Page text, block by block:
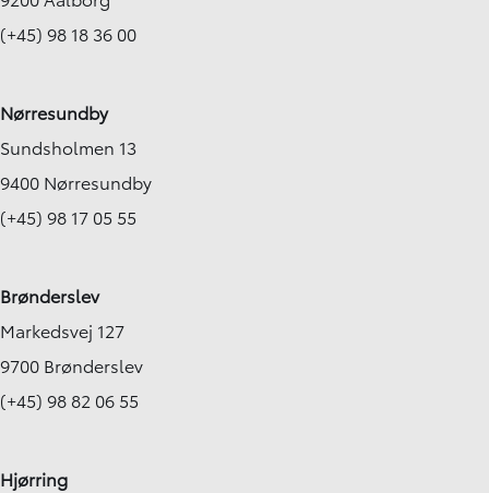
KONTANT
FINANSIERING
(+45) 98 18 36 00
Nørresundby
Sundsholmen 13
9400 Nørresundby
(+45) 98 17 05 55
Brønderslev
Markedsvej 127
9700 Brønderslev
(+45) 98 82 06 55
Hjørring